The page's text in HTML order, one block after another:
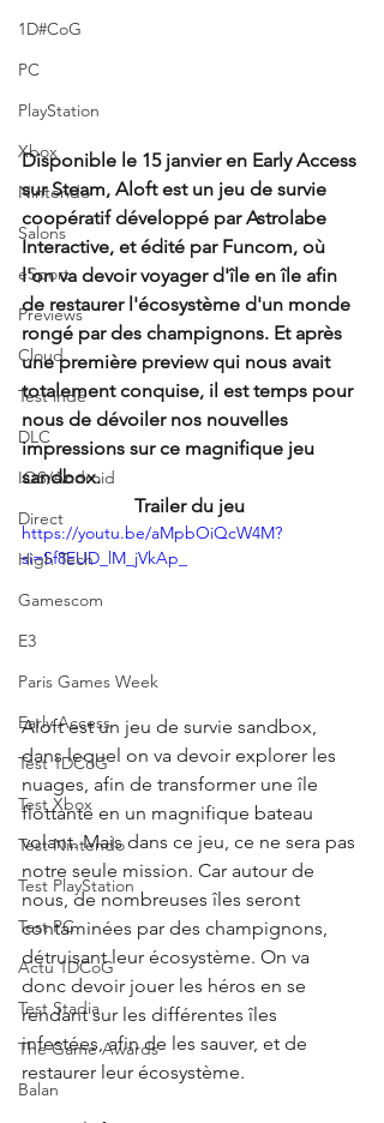
1D#CoG
PC
PlayStation
Xbox
Nintendo
Salons
eSport
Previews
Cloud
Test indé
DLC
IOS/Android
Direct
High Tech
Gamescom
E3
Paris Games Week
Early Access
Test 1DCoG
Test Xbox
Test Nintendo
Test PlayStation
Test PC
Actu 1DCoG
Test Stadia
The Game Awards
Balan
Disponible le 15 janvier en Early Access
sur Steam, Aloft est un jeu de survie
coopératif développé par Astrolabe
Interactive, et édité par Funcom, où
l'on va devoir voyager d'île en île afin
de restaurer l'écosystème d'un monde
rongé par des champignons. Et après
une première preview qui nous avait
totalement conquise, il est temps pour
nous de dévoiler nos nouvelles
impressions sur ce magnifique jeu
sandbox.
Trailer du jeu
https://youtu.be/aMpbOiQcW4M?
si=Sf8EUD_lM_jVkAp_
Aloft est un jeu de survie sandbox,
dans lequel on va devoir explorer les
nuages, afin de transformer une île
flottante en un magnifique bateau
volant. Mais dans ce jeu, ce ne sera pas
notre seule mission. Car autour de
nous, de nombreuses îles seront
contaminées par des champignons,
détruisant leur écosystème. On va
donc devoir jouer les héros en se
rendant sur les différentes îles
infestées, afin de les sauver, et de
restaurer leur écosystème.